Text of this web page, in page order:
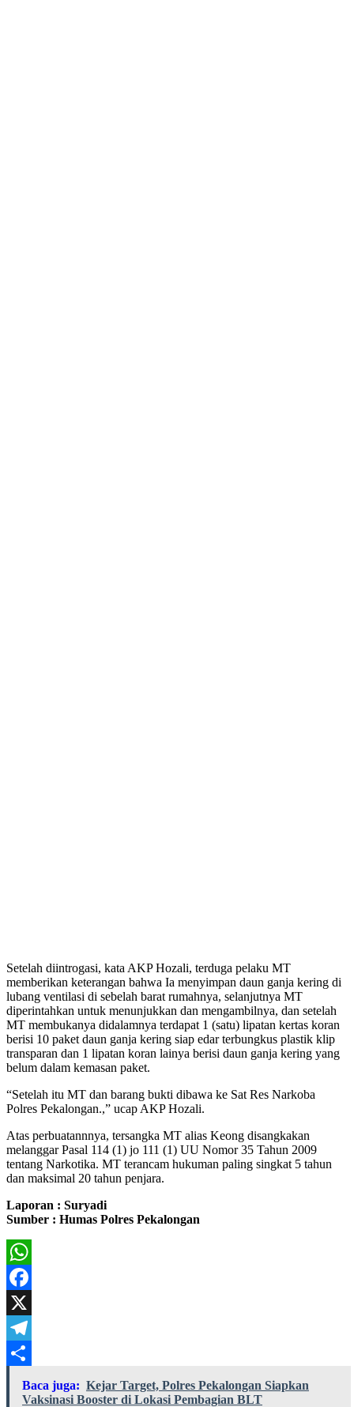
Setelah diintrogasi, kata AKP Hozali, terduga pelaku MT
memberikan keterangan bahwa Ia menyimpan daun ganja kering di
lubang ventilasi di sebelah barat rumahnya, selanjutnya MT
diperintahkan untuk menunjukkan dan mengambilnya, dan setelah
MT membukanya didalamnya terdapat 1 (satu) lipatan kertas koran
berisi 10 paket daun ganja kering siap edar terbungkus plastik klip
transparan dan 1 lipatan koran lainya berisi daun ganja kering yang
belum dalam kemasan paket.
“Setelah itu MT dan barang bukti dibawa ke Sat Res Narkoba
Polres Pekalongan.,” ucap AKP Hozali.
Atas perbuatannnya, tersangka MT alias Keong disangkakan
melanggar Pasal 114 (1) jo 111 (1) UU Nomor 35 Tahun 2009
tentang Narkotika. MT terancam hukuman paling singkat 5 tahun
dan maksimal 20 tahun penjara.
Laporan : Suryadi
Sumber : Humas Polres Pekalongan
WhatsApp
Facebook
X
Telegram
Share
Baca juga: Kejar Target, Polres Pekalongan Siapkan
Vaksinasi Booster di Lokasi Pembagian BLT